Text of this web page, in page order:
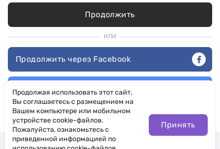
Продолжить
ИЛИ
Продолжить через Facebook
Продолжить через Google
Нажимая «Продолжить», вы соглашаетесь с нашими
использованияиПолитикой конфиденциальности
Уже есть аккаунт?
Продолжая использовать этот сайт,
Вы соглашаетесь с размещением на
Вашем компьютере или мобильном
устройстве cookie-файлов.
Пожалуйста, ознакомьтесь с
приведенной информацией по
Принять